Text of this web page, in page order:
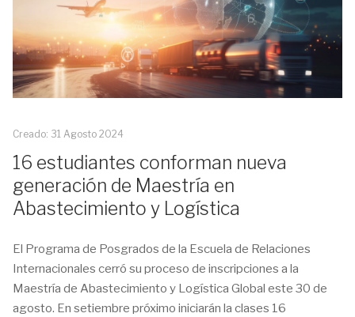
Creado: 31 Agosto 2024
16 estudiantes conforman nueva
generación de Maestría en
Abastecimiento y Logística
El Programa de Posgrados de la Escuela de Relaciones
Internacionales cerró su proceso de inscripciones a la
Maestría de Abastecimiento y Logística Global este 30 de
agosto. En setiembre próximo iniciarán la clases 16